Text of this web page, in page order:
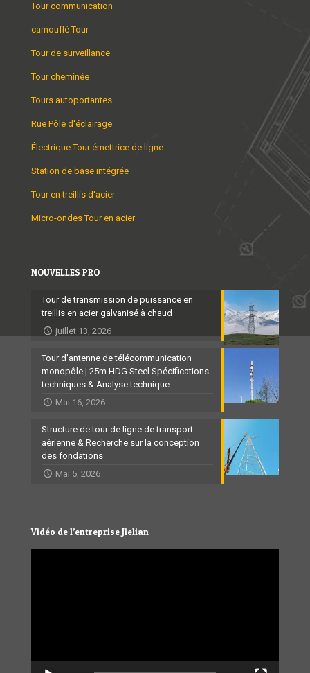
Tour communication
camouflé Tour
Tour de surveillance
Tour cheminée
Tours autoportantes
Rue Pôle d'éclairage
Électrique Tour émettrice de ligne
Station de base intégrée
Tour en treillis d'acier
Micro-ondes Tour en acier
NOUVELLES PRO
Tour de transmission de puissance en
treillis en acier galvanisé à chaud
juillet 13, 2026
Tour d'antenne de télécommunication
monopôle | 25m HDG Steel Spécifications
techniques & Analyse technique
Mai 16, 2026
Structure de tour de ligne de transport
aérienne & Recherche sur la conception
des fondations
Mai 5, 2026
Vidéo de l’entreprise Jielian